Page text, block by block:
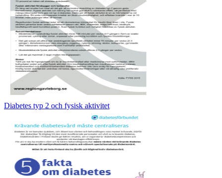
Diabetes typ 2 och fysisk aktivitet